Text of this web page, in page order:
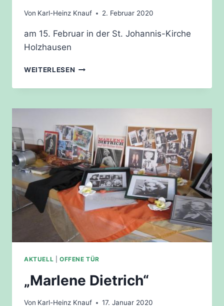
Von Karl-Heinz Knauf 2. Februar 2020
am 15. Februar in der St. Johannis-Kirche
Holzhausen
WEITERLESEN EINLADUNG
GEMEINDEFRÜHSTÜCK
AKTUELL OFFENE TÜR
„Marlene Dietrich“
Von Karl-Heinz Knauf 17. Januar 2020